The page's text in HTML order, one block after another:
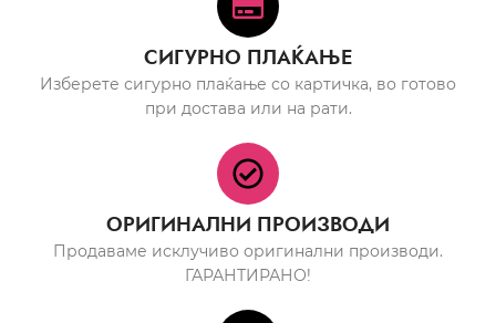
СИГУРНО ПЛАЌАЊЕ
Изберете сигурно плаќање со картичка, во готово
при достава или на рати.
ОРИГИНАЛНИ ПРОИЗВОДИ
Продаваме исклучиво оригинални производи.
ГАРАНТИРАНО!